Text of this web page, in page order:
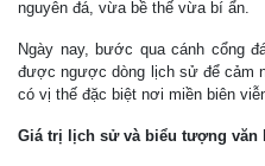
nguyên đá, vừa bề thế vừa bí ẩn.
Ngày nay, bước qua cánh cổng
được ngược dòng lịch sử để cảm
có vị thế đặc biệt nơi miền biên
Giá trị lịch sử và biểu tượng văn